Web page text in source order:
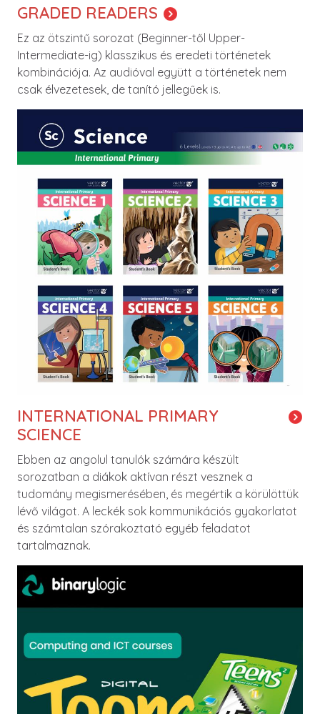
GRADED READERS
Ez az ötszintű sorozat (Beginner-től Upper-
Intermediate-ig) klasszikus és eredeti történetek
kombinációja. Az audióval együtt a történetek nem
csak élvezetesek, de tanító jellegűek is.
INTERNATIONAL PRIMARY
SCIENCE
Ebben az angolul tanulók számára készült
sorozatban a diákok aktívan részt vesznek a
tudomány megismerésében, és megértik a körülöttük
lévő világot. A leckék sok kommunikációs gyakorlatot
és számtalan szórakoztató egyéb feladatot
tartalmaznak.
Image